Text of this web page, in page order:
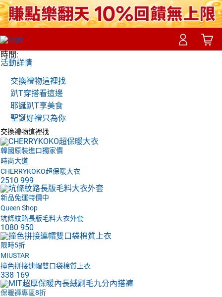
時間:
活動詳情
交換禮物這裡找
趴T穿搭看這邊
耶誕趴T享美食
聖誕好禮只為你
交換禮物這裡找
韓國原裝進口獨家價
時尚大道
CHERRYKOKO超保暖大衣
2510 999
新品免運特價中
Queen Shop
坑條紋路長版毛料大衣外套
1080 950
限時5折
MIUSTAR
撞色拼接連帽雙口袋棉質上衣
338 169
保暖褲專區8折